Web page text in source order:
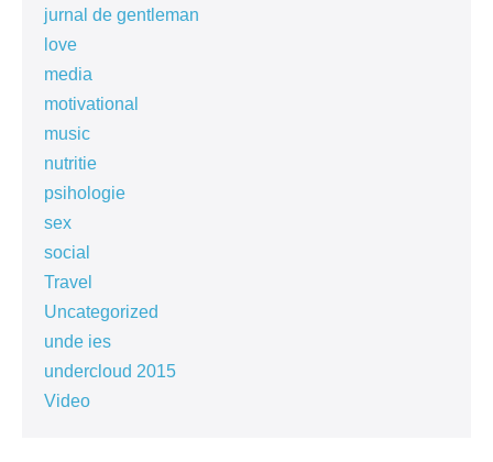
jurnal de gentleman
love
media
motivational
music
nutritie
psihologie
sex
social
Travel
Uncategorized
unde ies
undercloud 2015
Video